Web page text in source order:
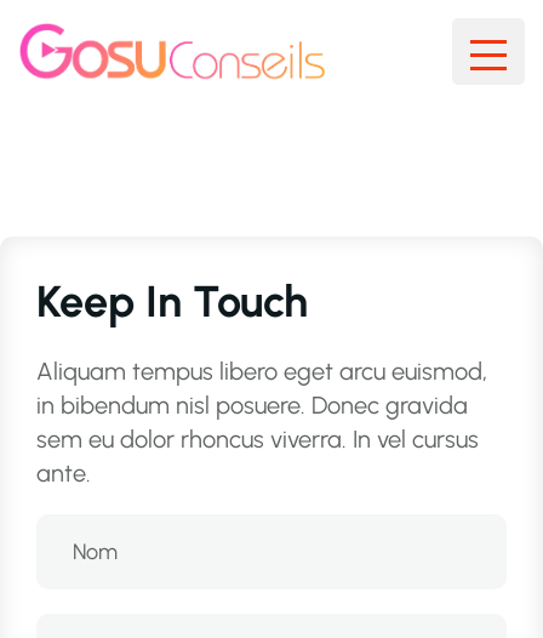
Keep In Touch
Aliquam tempus libero eget arcu euismod,
in bibendum nisl posuere. Donec gravida
sem eu dolor rhoncus viverra. In vel cursus
ante.